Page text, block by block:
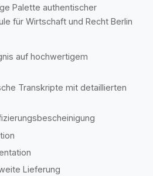
Palette authentischer
für Wirtschaft und Recht Berlin
auf hochwertigem
Transkripte mit detaillierten
Lieferung